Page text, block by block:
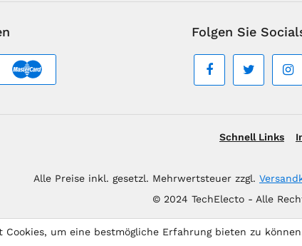
Folgen Sie
Schnell Links
Alle Preise inkl. gesetzl. Mehrwertsteuer zzgl.
© 2024 TechElecto - Alle
Cookies, um eine bestmögliche Erfahrung bieten zu